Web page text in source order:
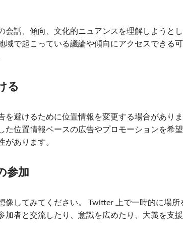
会話、傾向、文化的ニュアンスを理解しようと
域で起こっている議論や傾向にアクセスできる
る
避けるために位置情報を変更する場合があり
た位置情報ベースの広告やプロモーションを希
があります。
参加
像してみてください。 Twitter 上で一時的に場
加者と交流したり、意識を広めたり、大義を支